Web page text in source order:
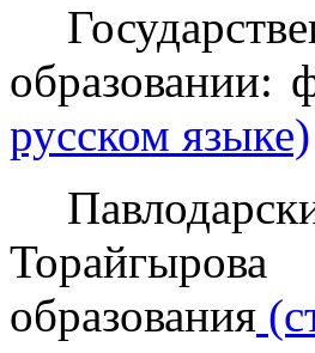
образовании:
русском языке)
образования